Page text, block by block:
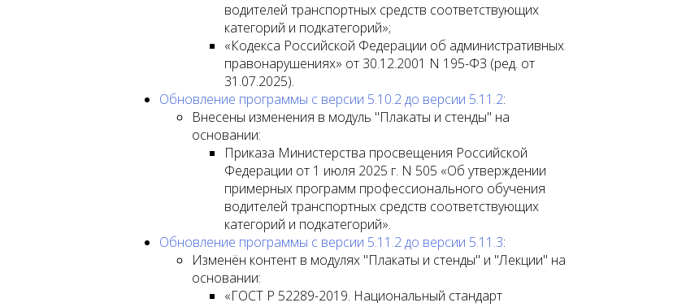
водителей транспортных средств соответствующих
категорий и подкатегорий»;
«Кодекса Российской Федерации об административных
правонарушениях» от 30.12.2001 N 195-ФЗ (ред. от
31.07.2025).
Обновление программы с версии 5.10.2 до версии 5.11.2:
Внесены изменения в модуль "Плакаты и стенды" на
основании:
Приказа Министерства просвещения Российской
Федерации от 1 июля 2025 г. N 505 «Об утверждении
примерных программ профессионального обучения
водителей транспортных средств соответствующих
категорий и подкатегорий».
Обновление программы с версии 5.11.2 до версии 5.11.3:
Изменён контент в модулях "Плакаты и стенды" и "Лекции" на
основании:
«ГОСТ Р 52289-2019. Национальный стандарт